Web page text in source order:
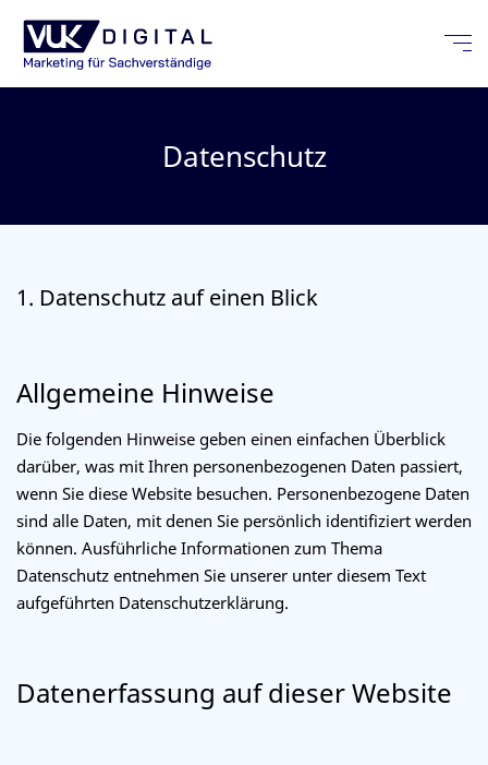
Datenschutz
1. Datenschutz auf einen Blick
Allgemeine Hinweise
Die folgenden Hinweise geben einen einfachen Überblick
darüber, was mit Ihren personenbezogenen Daten passiert,
wenn Sie diese Website besuchen. Personenbezogene Daten
sind alle Daten, mit denen Sie persönlich identifiziert werden
können. Ausführliche Informationen zum Thema
Datenschutz entnehmen Sie unserer unter diesem Text
aufgeführten Datenschutzerklärung.
Datenerfassung auf dieser Website